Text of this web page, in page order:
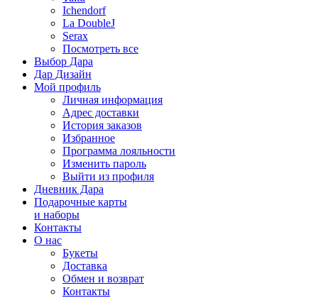
Ichendorf
La DoubleJ
Serax
Посмотреть все
Выбор Дара
Дар Дизайн
Мой профиль
Личная информация
Адрес доставки
История заказов
Избранное
Программа лояльности
Изменить пароль
Выйти из профиля
Дневник Дара
Подарочные карты
и наборы
Контакты
О нас
Букеты
Доставка
Обмен и возврат
Контакты